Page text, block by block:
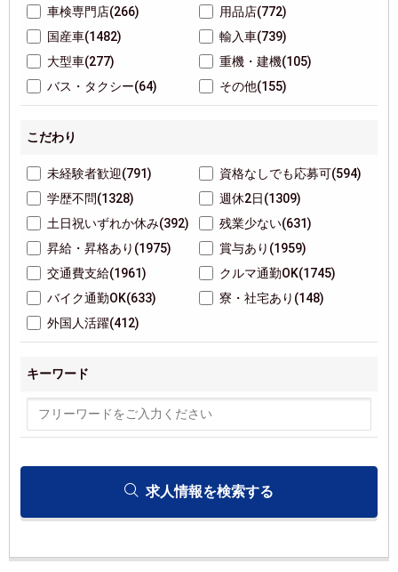
車検専門店(266)
用品店(772)
国産車(1482)
輸入車(739)
大型車(277)
重機・建機(105)
バス・タクシー(64)
その他(155)
こだわり
未経験者歓迎(791)
資格なしでも応募可(594)
学歴不問(1328)
週休2日(1309)
土日祝いずれか休み(392)
残業少ない(631)
昇給・昇格あり(1975)
賞与あり(1959)
交通費支給(1961)
クルマ通勤OK(1745)
バイク通勤OK(633)
寮・社宅あり(148)
外国人活躍(412)
キーワード
求人情報を検索する